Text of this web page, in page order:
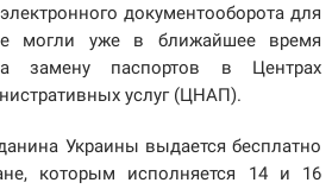
документооборота для
могли уже в ближайшее время
замену паспортов в Центрах
услуг (ЦНАП).
Украины выдается бесплатно
которым исполняется 14 и 16